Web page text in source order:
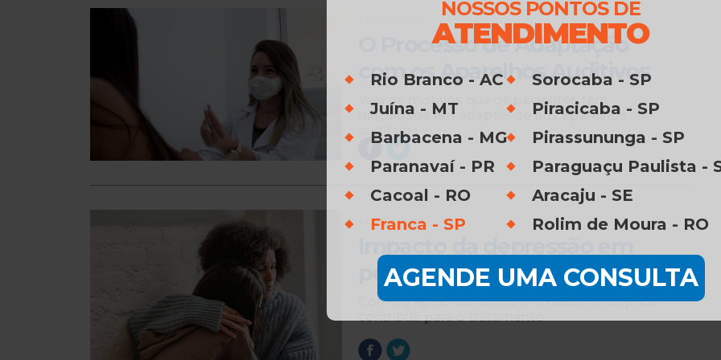
NOSSOS PONTOS DE
ATENDIMENTO
Rio Branco - AC
Juína - MT
Barbacena - MG
Paranavaí - PR
Cacoal - RO
Franca - SP
Sorocaba - SP
Piracicaba - SP
Pirassununga - SP
Paraguaçu Paulista -
Aracaju - SE
Rolim de Moura - RO
AGENDE UMA CONSULTA
O Processo de Adaptação
com os Aparelhos Auditivos
Veja os motivos que os pacientes têm
dificuldade em adaptar-se aos aparelhos
auditivos
4 ANOS ATRÁS
pessoas com perda auditiva
Como a apoio da família e o tratamento pode
contribuir para o tratamento